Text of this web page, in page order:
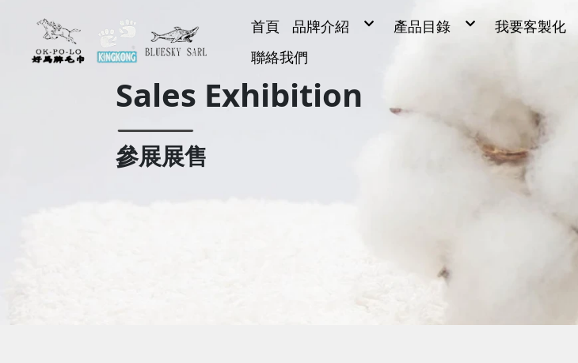
首頁 品牌介紹
KINGKONG
BLUESKY SARL
產品目錄
帽子、背心、雨傘、內褲
客製化(緹花/純棉印刷)
客製化2(超細纖維)
客製化3(超細纖維)
我要客製化
聯絡我們
Sales Exhibition
參展展售